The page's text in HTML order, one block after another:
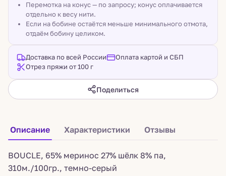
Перемотка на конус — по запросу; конус оплачивается
отдельно к весу нити.
Если на бобине остаётся меньше минимального отмота,
отдаём бобину целиком.
Доставка по всей России
Оплата картой и СБП
Отрез пряжи от 100 г
Поделиться
Описание Характеристики Отзывы
BOUCLE, 65% меринос 27% шёлк 8% па,
310м./100гр., темно-серый